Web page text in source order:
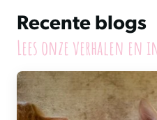
Recente blogs
Lees onze verhalen en